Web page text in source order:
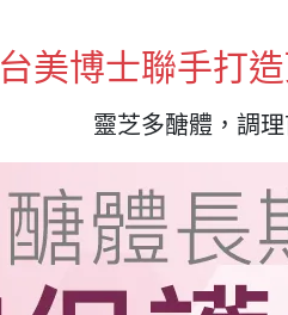
台美博士聯手打
靈芝多醣體，調